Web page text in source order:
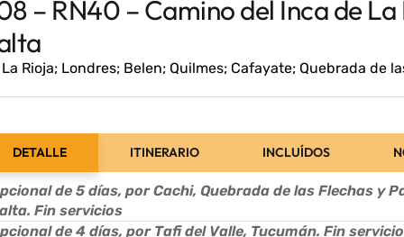
– RN40 – Camino del Inca de La
La Rioja; Londres; Belen; Quilmes; Cafayate; Quebrada de
DETALLE ITINERARIO INCLUÍDOS
de 5 días, por Cachi, Quebrada de las Flechas y
Fin servicios
de 4 días, por Tafi del Valle, Tucumán. Fin